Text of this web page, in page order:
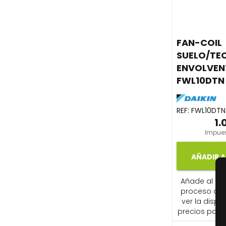
FAN-COIL
SUELO/
FWL10DTN
REF: FWL10DTN
AÑADIR
Añade al
proceso
ver la
precios para